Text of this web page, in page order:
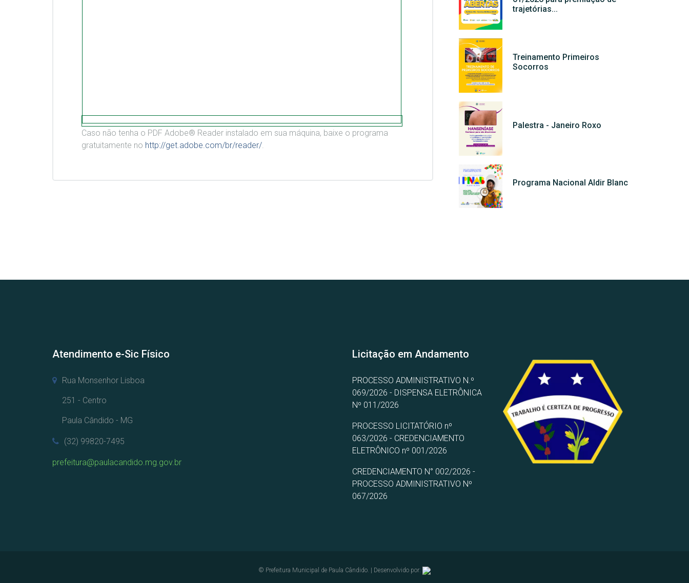
Caso não tenha o PDF Adobe® Reader instalado em sua máquina, baixe o programa
gratuitamente no http://get.adobe.com/br/reader/.
trajetórias...
Treinamento Primeiros
Socorros
Palestra - Janeiro Roxo
Programa Nacional Aldir Blanc
Atendimento e-Sic Físico
Rua Monsenhor Lisboa
251 - Centro
Paula Cândido - MG
(32) 99820-7495
prefeitura@paulacandido.mg.gov.br
Licitação em Andamento
PROCESSO ADMINISTRATIVO N.º
069/2026 - DISPENSA ELETRÔNICA
Nº 011/2026
PROCESSO LICITATÓRIO nº
063/2026 - CREDENCIAMENTO
ELETRÔNICO nº 001/2026
CREDENCIAMENTO N° 002/2026 -
PROCESSO ADMINISTRATIVO Nº
067/2026
© Prefeitura Municipal de Paula Cândido. | Desenvolvido por: